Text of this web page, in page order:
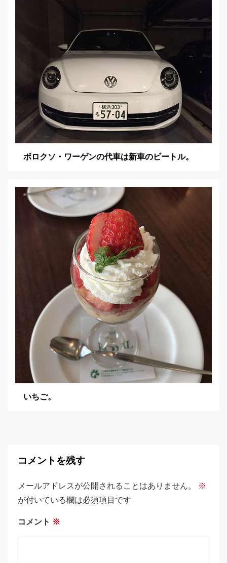
ボロクソ・ワーゲンの代車は新車のビートル。
いちご。
コメントを残す
メールアドレスが公開されることはありません。
※
が付いている欄は必須項目です
コメント ※